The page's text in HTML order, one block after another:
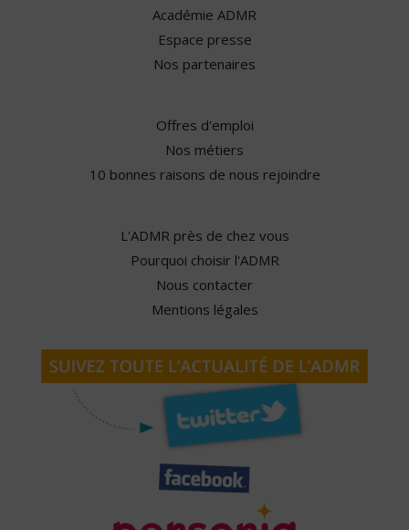
Académie ADMR
Espace presse
Nos partenaires
Offres d'emploi
Nos métiers
10 bonnes raisons de nous rejoindre
L'ADMR près de chez vous
Pourquoi choisir l'ADMR
Nous contacter
Mentions légales